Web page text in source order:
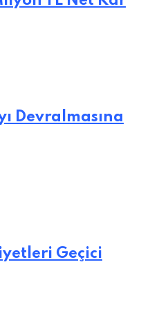
Devralmasına
Geçici